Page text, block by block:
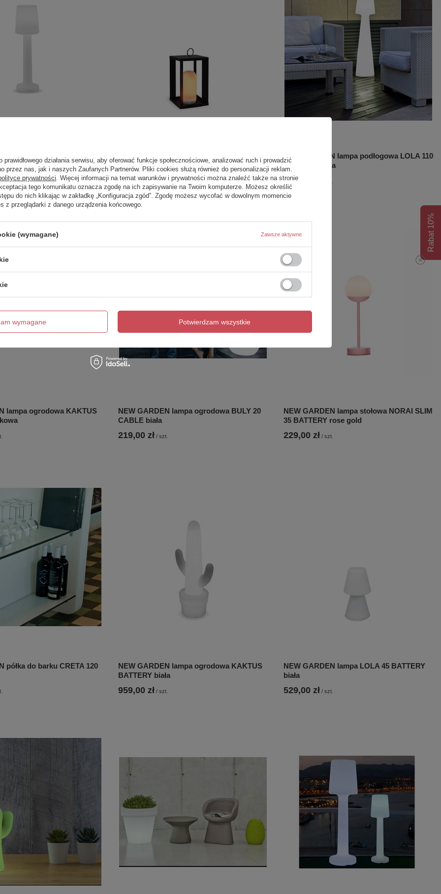
lampa ogrodowa CARMEN
szt.
NEW GARDEN lampa dekoracyjna SIROCO
30 BATTERY IN&OUT
459,00 zł / szt.
NEW GARDEN lampa podłogowa LOLA 110
BATTERY biała
939,00 zł
lampa ogrodowa KAKTUS
NEW GARDEN lampa ogrodowa BULY 20
CABLE biała
219,00 zł / szt.
NEW GARDEN lampa stołowa NORAI SLIM
35 BATTERY rose gold
229,00 zł / szt.
półka do barku CRETA 120
NEW GARDEN lampa ogrodowa KAKTUS
BATTERY biała
959,00 zł / szt.
NEW GARDEN lampa LOLA 45 BATTERY
biała
529,00 zł / szt.
Rabat 10%
działania serwisu, aby oferować funkcje społecznościowe, analizować ruch i prowadzić
przez nas, jak i naszych Zaufanych Partnerów. Pliki cookies służą również do personalizacji reklam.
prywatności. Więcej informacji na temat warunków i prywatności można znaleźć także na stronie
tego komunikatu oznacza zgodę na ich zapisywanie na Twoim komputerze. Możesz określić
do nich klikając w zakładkę „Konfiguracja zgód”. Zgodę możesz wycofać w dowolnym momencie
z przeglądarki z danego urządzenia końcowego.
(wymagane) Zawsze aktywne
wymagane Potwierdzam wszystkie